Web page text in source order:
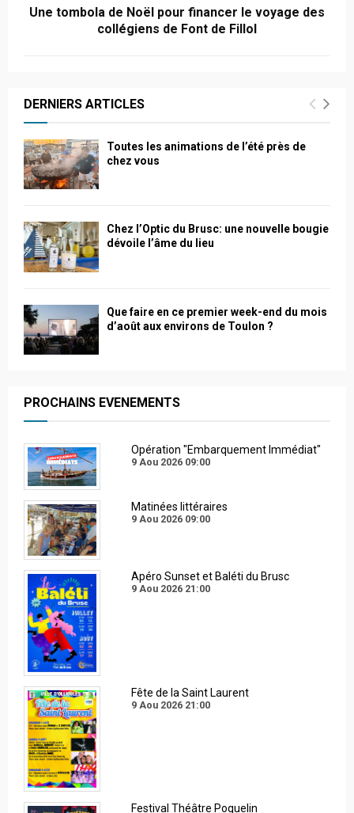
Une tombola de Noël pour financer le voyage des
collégiens de Font de Fillol
DERNIERS ARTICLES
Toutes les animations de l’été près de
chez vous
Chez l’Optic du Brusc: une nouvelle bougie
dévoile l’âme du lieu
Que faire en ce premier week-end du mois
d’août aux environs de Toulon ?
PROCHAINS EVENEMENTS
Opération "Embarquement Immédiat"
9 Aou 2026 09:00
Matinées littéraires
9 Aou 2026 09:00
Apéro Sunset et Baléti du Brusc
9 Aou 2026 21:00
Fête de la Saint Laurent
9 Aou 2026 21:00
Festival Théâtre Poquelin